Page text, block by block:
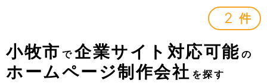
2 件
小牧市 で 企業サイト対応可能 の
ホームページ制作会社 を探す